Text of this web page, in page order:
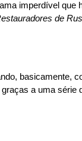
imperdível que
de
basicamente,
a uma